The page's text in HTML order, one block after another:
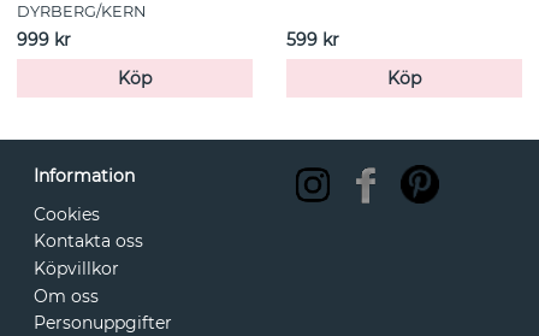
DYRBERG/KERN
999 kr
Köp
599 kr
Köp
Information
Cookies
Kontakta oss
Köpvillkor
Om oss
Personuppgifter